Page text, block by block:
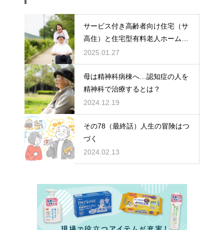
サービス付き高齢者向け住宅（サ
高住）と住宅型有料老人ホーム：
どちらを選ぶ？
2025.01.27
母は精神科病棟へ…認知症の人を
精神科で治療するとは？
2024.12.19
その78（最終話）人生の冒険はつ
づく
2024.02.13